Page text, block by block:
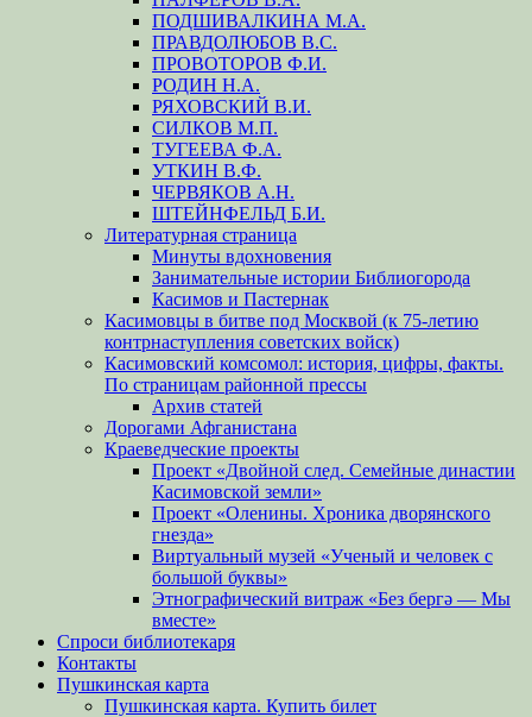
ПОДШИВАЛКИНА М.А.
ПРАВДОЛЮБОВ В.С.
ПРОВОТОРОВ Ф.И.
РОДИН Н.А.
РЯХОВСКИЙ В.И.
СИЛКОВ М.П.
ТУГЕЕВА Ф.А.
УТКИН В.Ф.
ЧЕРВЯКОВ А.Н.
ШТЕЙНФЕЛЬД Б.И.
Литературная страница
Минуты вдохновения
Занимательные истории Библиогорода
Касимов и Пастернак
Касимовцы в битве под Москвой (к 75-летию
контрнаступления советских войск)
Касимовский комсомол: история, цифры, факты.
По страницам районной прессы
Архив статей
Дорогами Афганистана
Краеведческие проекты
Проект «Двойной след. Семейные династии
Касимовской земли»
Проект «Оленины. Хроника дворянского
гнезда»
Виртуальный музей «Ученый и человек с
большой буквы»
Этнографический витраж «Без бергə — Мы
вместе»
Спроси библиотекаря
Контакты
Пушкинская карта
Пушкинская карта. Купить билет